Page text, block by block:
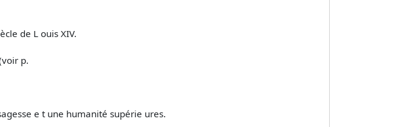
de L ouis XIV.
p.
e t une humanité supérie ures.